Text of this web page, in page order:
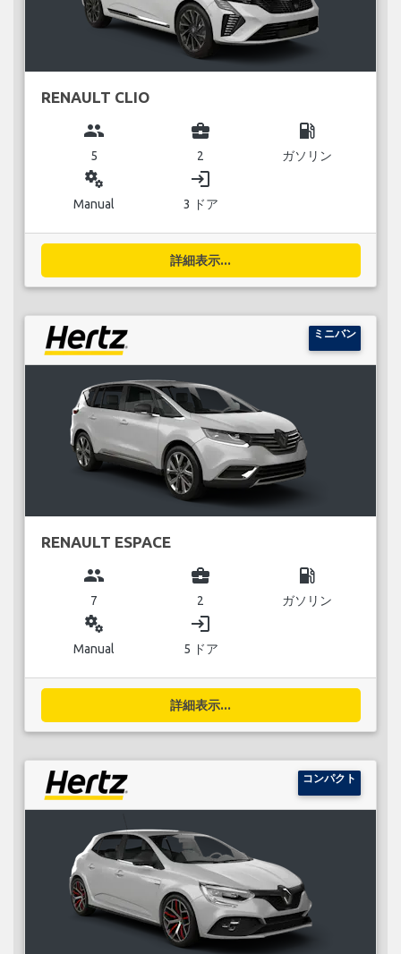
RENAULT CLIO
group
5
business_center
2
local_gas_station
ガソリン
miscellaneous_services
Manual
login
3 ドア
詳細表示...
ミニバン
RENAULT ESPACE
group
7
business_center
2
local_gas_station
ガソリン
miscellaneous_services
Manual
login
5 ドア
詳細表示...
コンパクト